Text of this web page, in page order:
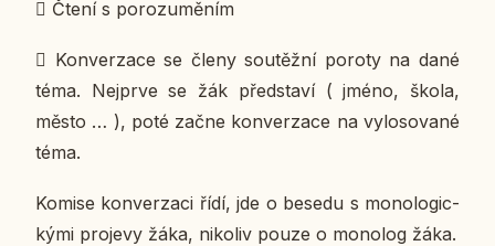
​ Čtení s po­ro­zu­mě­ním
​ Kon­ver­za­ce se členy sou­těž­ní porotyna dané
téma. Nej­pr­ve se žák před­sta­ví ( jméno, škola,
město … ), poté začne kon­ver­za­ce na vy­lo­so­va­né
téma.
Komise kon­ver­za­ci řídí, jde o besedu s mo­no­lo­gic­
ký­mi pro­je­vy žáka, ni­ko­liv pouze o mo­no­log žáka.